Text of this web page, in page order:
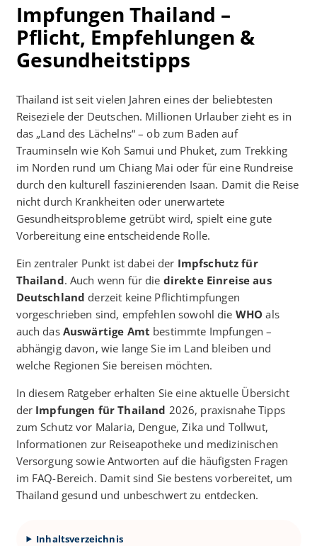
Impfungen Thailand –
Pflicht, Empfehlungen &
Gesundheitstipps
Thailand ist seit vielen Jahren eines der beliebtesten
Reiseziele der Deutschen. Millionen Urlauber zieht es in
das „Land des Lächelns“ – ob zum Baden auf
Trauminseln wie Koh Samui und Phuket, zum Trekking
im Norden rund um Chiang Mai oder für eine Rundreise
durch den kulturell faszinierenden Isaan. Damit die Reise
nicht durch Krankheiten oder unerwartete
Gesundheitsprobleme getrübt wird, spielt eine gute
Vorbereitung eine entscheidende Rolle.
Ein zentraler Punkt ist dabei der Impfschutz für
Thailand. Auch wenn für die direkte Einreise aus
Deutschland derzeit keine Pflichtimpfungen
vorgeschrieben sind, empfehlen sowohl die WHO als
auch das Auswärtige Amt bestimmte Impfungen –
abhängig davon, wie lange Sie im Land bleiben und
welche Regionen Sie bereisen möchten.
In diesem Ratgeber erhalten Sie eine aktuelle Übersicht
der Impfungen für Thailand 2026, praxisnahe Tipps
zum Schutz vor Malaria, Dengue, Zika und Tollwut,
Informationen zur Reiseapotheke und medizinischen
Versorgung sowie Antworten auf die häufigsten Fragen
im FAQ-Bereich. Damit sind Sie bestens vorbereitet, um
Thailand gesund und unbeschwert zu entdecken.
Inhaltsverzeichnis